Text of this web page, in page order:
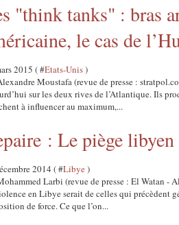
"think tanks" : bras
le cas de
2015 ( #Etats-Unis)
Moustafa (revue de presse :
sur les deux rives de l’Atlantique. Ils
à influencer au maximum,...
: Le piège libyen
2014 ( #Libye)
Larbi (revue de presse : El Watan
en Libye serait de celles qui précèdent
de force. Ce que l’on...